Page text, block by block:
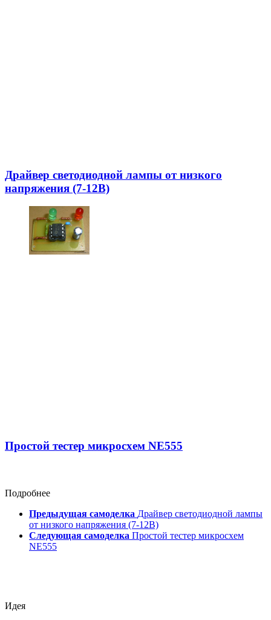
Драйвер светодиодной лампы от низкого
напряжения (7-12В)
Простой тестер микросхем NE555
Подробнее
Предыдущая самоделка Драйвер светодиодной лампы
от низкого напряжения (7-12В)
Следующая самоделка Простой тестер микросхем
NE555
Идея